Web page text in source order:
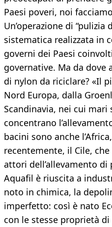
Paesi poveri, noi
Un’operazione di “pulizia
sistematica realizzata in
governi dei Paesi
governative. Ma da
di nylon da riciclare? «Il
Nord Europa, dalla
Scandinavia, nei cui
concentrano
bacini sono anche
recentemente, il Cile,
attori dell’allevamento di
Aquafil è riuscita a
noto in chimica, la
imperfetto: così è nato
con le stesse proprietà